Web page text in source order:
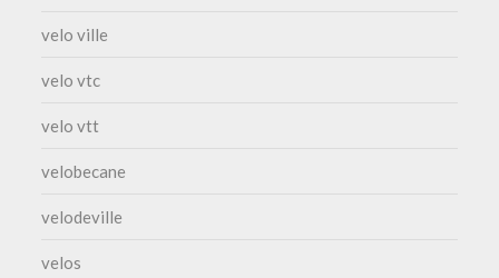
velo ville
velo vtc
velo vtt
velobecane
velodeville
velos